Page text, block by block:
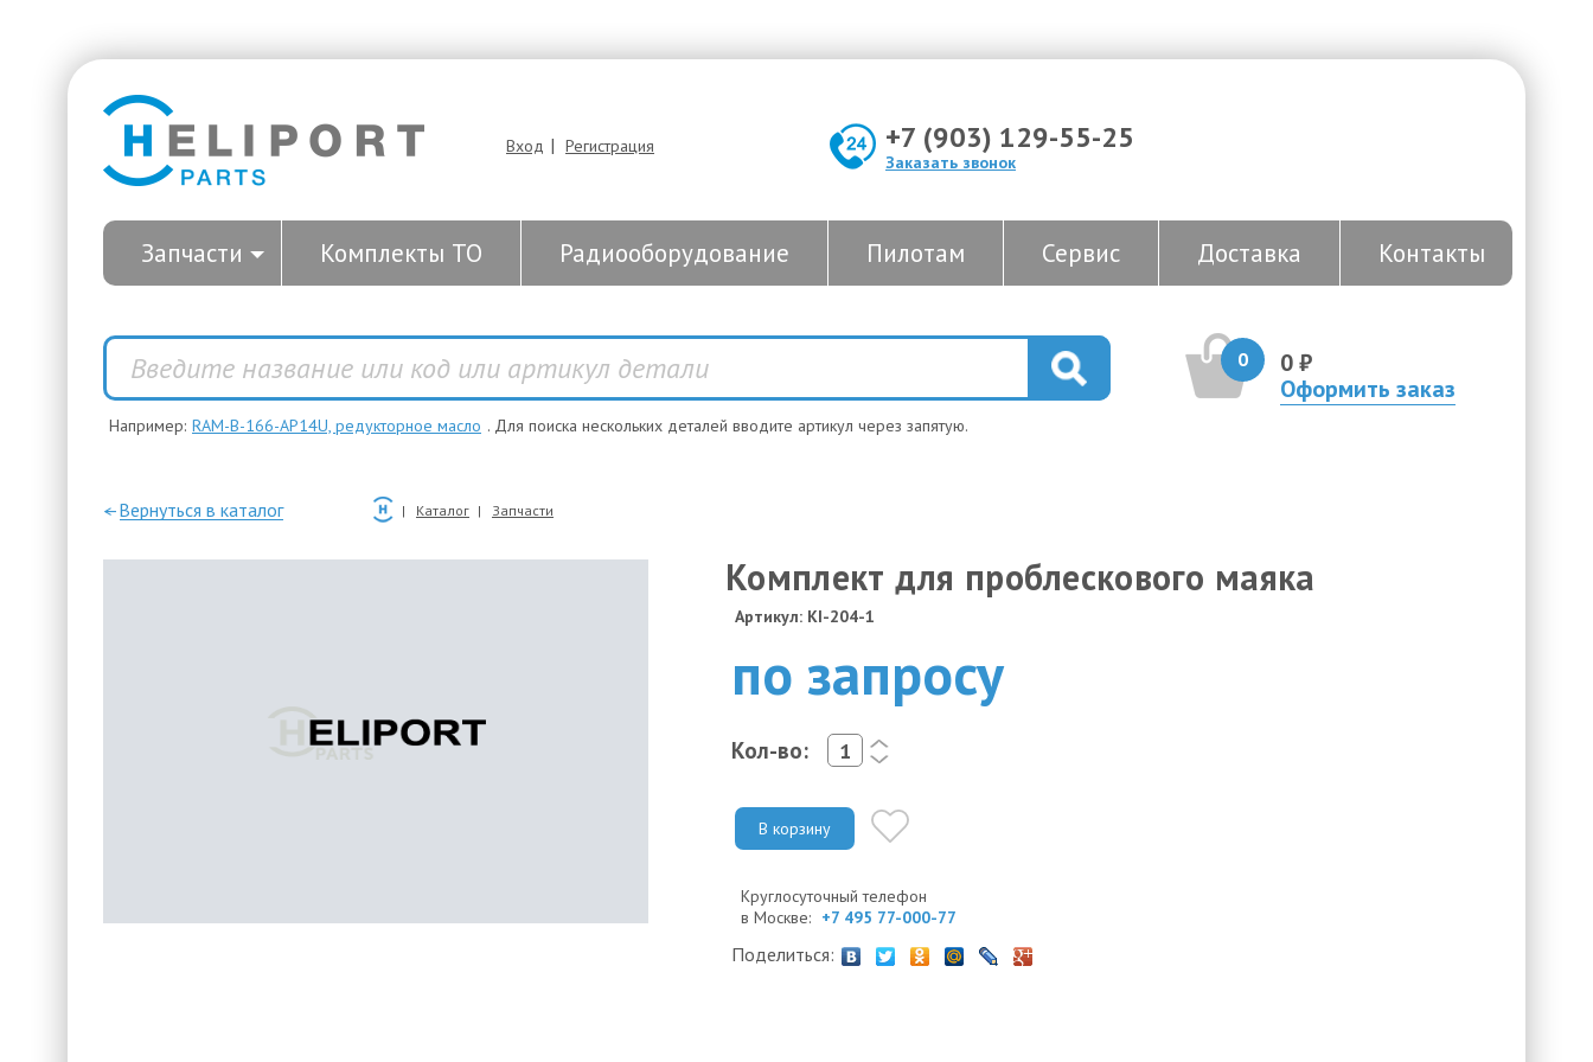
Вход | Регистрация +7 (903) 129-55-25
Заказать звонок
Запчасти Комплекты ТО Радиооборудование Пилотам Сервис Доставка Контакты
0
0 ₽
Оформить заказ
Например: RAM-B-166-AP14U, редукторное масло . Для поиска нескольких деталей вводите артикул через запятую.
—Вернуться в каталог Каталог Запчасти
Комплект для проблескового маяка
Артикул: KI-204-1
по запросу
Кол-во:
<
>
В корзину
Круглосуточный телефон
в Москве: +7 495 77-000-77
Поделиться: